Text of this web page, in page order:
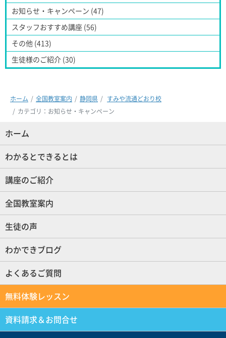
お知らせ・キャンペーン (47)
スタッフおすすめ講座 (56)
その他 (413)
生徒様のご紹介 (30)
ホーム 全国教室案内 静岡県
すみや流通どおり校
カテゴリ：お知らせ・キャンペーン
ホーム
わかるとできるとは
講座のご紹介
全国教室案内
生徒の声
わかできブログ
よくあるご質問
無料体験レッスン
資料請求＆お問合せ